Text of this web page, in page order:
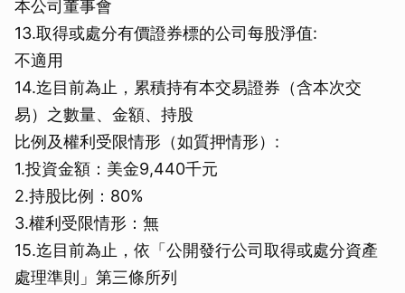
本公司董事會
13.取得或處分有價證券標的公司每股淨值:
不適用
14.迄目前為止，累積持有本交易證券（含本次交
易）之數量、金額、持股
比例及權利受限情形（如質押情形）:
1.投資金額：美金9,440千元
2.持股比例：80%
3.權利受限情形：無
15.迄目前為止，依「公開發行公司取得或處分資產
處理準則」第三條所列